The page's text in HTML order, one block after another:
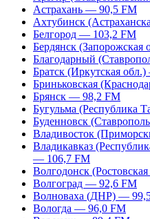
Астрахань — 90,5 FM
Ахтубинск
Белгород — 103,2 FM
Бердянск
Благодарный
Братск (Иркутская
Бриньковская
Брянск — 98,2 FM
Бугульма (Республика
Буденновск
Владивосток
Владикавказ
— 106,7 FM
Волгодонск
Волгоград — 92,6 FM
Волноваха (ДНР) —
Вологда — 96,0 FM